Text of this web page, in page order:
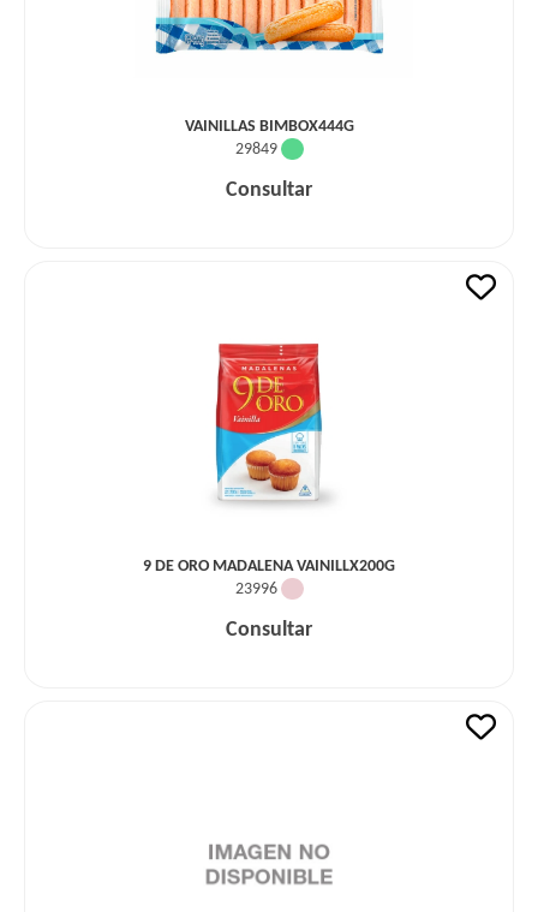
VAINILLAS BIMBOX444G
29849
Consultar
9 DE ORO MADALENA VAINILLX200G
23996
Consultar